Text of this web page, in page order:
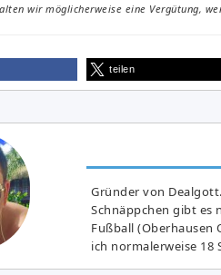
wir möglicherweise eine Vergütung,
teilen
Gründer von
Schnäppchen gibt es
Fußball (Oberhausen
ich normalerweise 18